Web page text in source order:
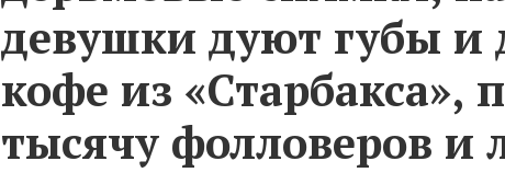
девушки дуют губы и
кофе из «Старбакса»,
тысячу фолловеров и